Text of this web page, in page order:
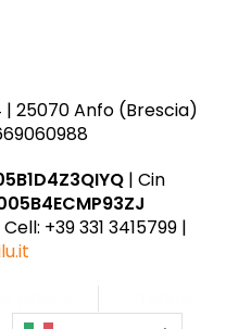
| 25070 Anfo (Brescia)
| Cin
Cell: +39 331 3415799 |